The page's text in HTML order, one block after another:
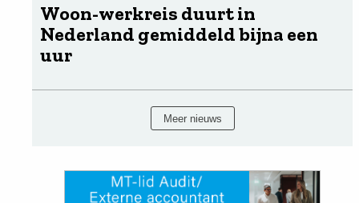
Woon-werkreis duurt in
Nederland gemiddeld bijna een
uur
Meer nieuws